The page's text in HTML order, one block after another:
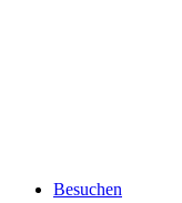
Besuchen